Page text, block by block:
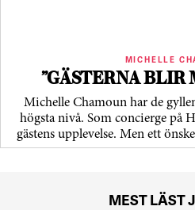
MICHELLE
”GÄSTERNA BLIR
Michelle Chamoun har de
högsta nivå. Som concierge på
gästens upp­levelse. Men ett
MEST LÄST